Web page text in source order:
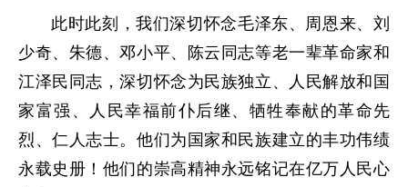
此时此刻，我们深切怀念毛泽东、周恩来、刘
少奇、朱德、邓小平、陈云同志等老一辈革命家和
江泽民同志，深切怀念为民族独立、人民解放和国
家富强、人民幸福前仆后继、牺牲奉献的革命先
烈、仁人志士。他们为国家和民族建立的丰功伟绩
永载史册！他们的崇高精神永远铭记在亿万人民心